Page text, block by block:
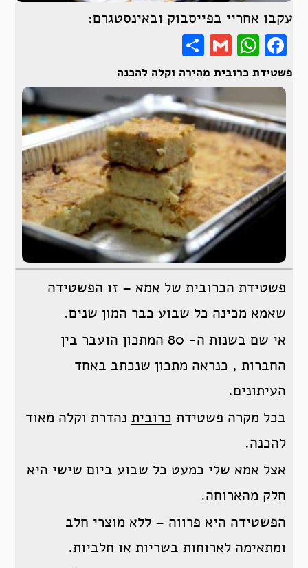
עקבו אחריי בפייסבוק ובאינסטגרם:
Facebook
WhatsApp
Gmail
פשטידת כרובית מהירה וקלה להכנה
פשטידת הכרובית של אמא – זו הפשטידה
שאמא מכינה כל שבוע כבר המון שנים.
אי שם בשנות ה- 80 המתכון הועבר בין
החברות , כנראה מתכון שנכתב באחד
העיתונים.
בכל מקרה פשטידת כרובית נהדרת וקלה מאוד
להכנה.
אצל אמא שלי כמעט כל שבוע ביום שישי היא
חלק מהארוחה.
הפשטידה היא פרווה – ללא מוצרי חלב
ומתאימה לארוחות בשריות או חלביות.